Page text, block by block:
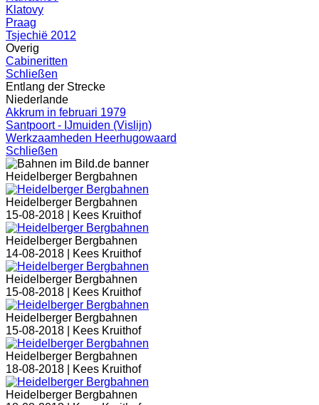
Klatovy
Praag
Tsjechië 2012
Overig
Cabineritten
Schließen
Entlang der Strecke
Niederlande
Akkrum in februari 1979
Santpoort - IJmuiden (Vislijn)
Werkzaamheden Heerhugowaard
Schließen
Heidelberger Bergbahnen
Heidelberger Bergbahnen
15-08-2018 |
Kees Kruithof
Heidelberger Bergbahnen
14-08-2018 |
Kees Kruithof
Heidelberger Bergbahnen
15-08-2018 |
Kees Kruithof
Heidelberger Bergbahnen
15-08-2018 |
Kees Kruithof
Heidelberger Bergbahnen
18-08-2018 |
Kees Kruithof
Heidelberger Bergbahnen